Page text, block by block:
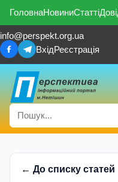
ГоловнаНовиниСтатті
info@perspekt.org.ua
ВхідРеєстрація
← До списку статей